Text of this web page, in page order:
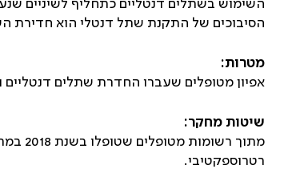
השימוש בשתלים דנטליים כתחליף לשיניים
הסיבוכים של התקנת שתל דנטלי הוא חדירת
מטרות:
אפיון מטופלים שעברו החדרת שתלים
שיטות מחקר:
מתוך
רטרוספקטיבי.